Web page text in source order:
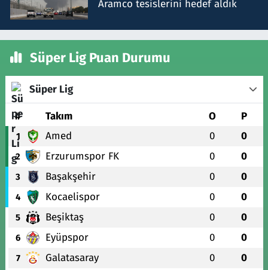
Aramco tesislerini hedef aldık
Süper Lig Puan Durumu
Süper Lig
# Takım O P
1 Amed 0 0
2 Erzurumspor FK 0 0
3 Başakşehir 0 0
4 Kocaelispor 0 0
5 Beşiktaş 0 0
6 Eyüpspor 0 0
7 Galatasaray 0 0